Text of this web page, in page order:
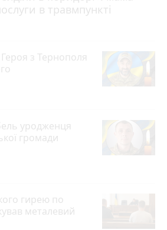
в травмпункті
з Тернополя
уродженця
громади
гирею по
металевий